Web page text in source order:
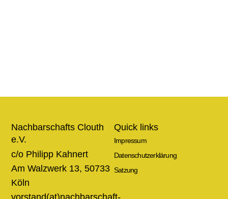
Quick links
Impressum
Datenschutzerklärung
Satzung
Nachbarschafts Clouth
e.V.
c/o Philipp Kahnert
Am Walzwerk 13, 50733
Köln